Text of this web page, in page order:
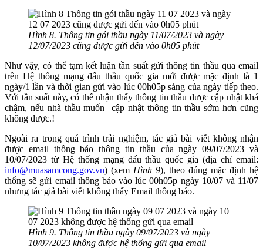
Hình 8. Thông tin gói thầu ngày 11/07/2023 và ngày
12/07/2023 cũng được gửi đến vào 0h05 phút
Như vậy, có thể tạm kết luận tần suất gửi thông tin thầu qua email
trên Hệ thống mạng đấu thầu quốc gia mới được mặc định là 1
ngày/1 lần và thời gian gửi vào lúc 00h05p sáng của ngày tiếp theo.
Với tần suất này, có thể nhận thấy thông tin thầu được cập nhật khá
chậm, nếu nhà thầu muốn cập nhật thông tin thầu sớm hơn cũng
không được.!
Ngoài ra trong quá trình trải nghiệm, tác giả bài viết không nhận
được email thông báo thông tin thầu của ngày 09/07/2023 và
10/07/2023 từ Hệ thống mạng đấu thầu quốc gia (địa chỉ email:
info@muasamcong.gov.vn) (xem Hình 9), theo đúng mặc định hệ
thống sẽ gửi email thông báo vào lúc 00h05p ngày 10/07 và 11/07
nhưng tác giả bài viết không thấy Email thông báo.
Hình 9. Thông tin thầu ngày 09/07/2023 và ngày
10/07/2023 không được hệ thống gửi qua email